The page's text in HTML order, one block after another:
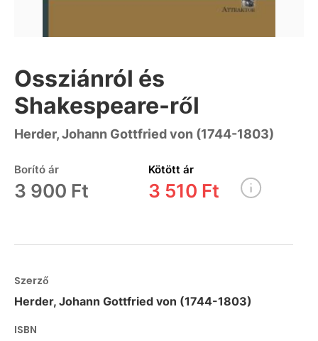
Ossziánról és
Shakespeare-ről
Herder, Johann Gottfried von (1744-1803)
Borító ár
3 900 Ft
Kötött ár
3 510 Ft
Szerző
Herder, Johann Gottfried von (1744-1803)
ISBN